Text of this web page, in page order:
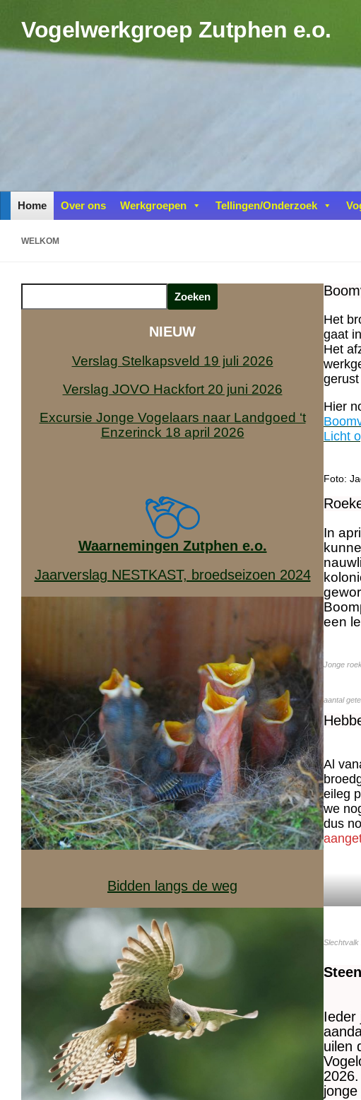
Vogelwerkgroep Zutphen e.o.
Home Over ons Werkgroepen Tellingen/Onderzoek
WELKOM
Zoeken
NIEUW
Verslag Stelkapsveld 19 juli 2026
Verslag JOVO Hackfort 20 juni 2026
Excursie Jonge Vogelaars naar Landgoed ‘t
Enzerinck 18 april 2026
Waarnemingen Zutphen e.o.
Jaarverslag NESTKAST, broedseizoen 2024
Bidden langs de weg
Het
gaat
Het
Hier
Licht
Foto:
In
een
Jonge
aantal
Al
eileg
we
dus
Slechtvalk
Ieder
uilen